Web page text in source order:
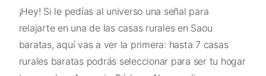
¡Hey! Si le pedías al universo una señal para
relajarte en una de las casas rurales en Saou
baratas, aquí vas a ver la primera: hasta 7 casas
rurales baratas podrás seleccionar para ser tu hogar